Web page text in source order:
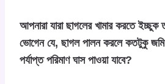
আপনারা যারা ছাগলের খামার করতে ইচ্ছুক
ভোগেন যে, ছাগল পালন করলে কতটুকু জমি
পর্যাপ্ত পরিমাণ ঘাস পাওয়া যাবে?